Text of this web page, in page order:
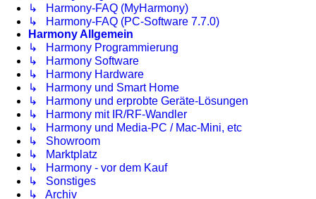
↳ Harmony-FAQ (MyHarmony)
↳ Harmony-FAQ (PC-Software 7.7.0)
Harmony Allgemein
↳ Harmony Programmierung
↳ Harmony Software
↳ Harmony Hardware
↳ Harmony und Smart Home
↳ Harmony und erprobte Geräte-Lösungen
↳ Harmony mit IR/RF-Wandler
↳ Harmony und Media-PC / Mac-Mini, etc
↳ Showroom
↳ Marktplatz
↳ Harmony - vor dem Kauf
↳ Sonstiges
↳ Archiv